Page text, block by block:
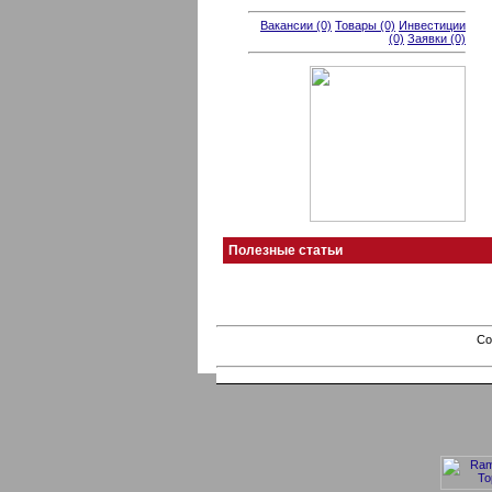
Вакансии (0) Товары (0) Инвестиции
(0) Заявки (0)
Полезные статьи